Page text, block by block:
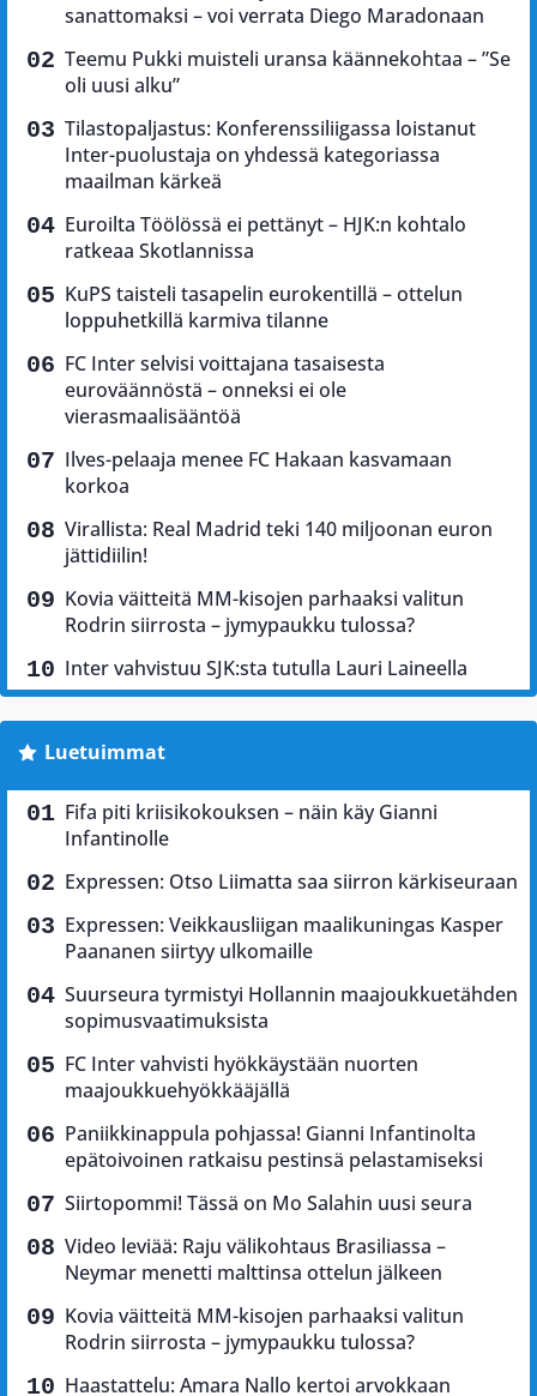
sanattomaksi – voi verrata Diego Maradonaan
Teemu Pukki muisteli uransa käännekohtaa – ”Se
oli uusi alku”
Tilastopaljastus: Konferenssiliigassa loistanut
Inter-puolustaja on yhdessä kategoriassa
maailman kärkeä
Euroilta Töölössä ei pettänyt – HJK:n kohtalo
ratkeaa Skotlannissa
KuPS taisteli tasapelin eurokentillä – ottelun
loppuhetkillä karmiva tilanne
FC Inter selvisi voittajana tasaisesta
euroväännöstä – onneksi ei ole
vierasmaalisääntöä
Ilves-pelaaja menee FC Hakaan kasvamaan
korkoa
Virallista: Real Madrid teki 140 miljoonan euron
jättidiilin!
Kovia väitteitä MM-kisojen parhaaksi valitun
Rodrin siirrosta – jymypaukku tulossa?
Inter vahvistuu SJK:sta tutulla Lauri Laineella
Luetuimmat
Fifa piti kriisikokouksen – näin käy Gianni
Infantinolle
Expressen: Otso Liimatta saa siirron kärkiseuraan
Expressen: Veikkausliigan maalikuningas Kasper
Paananen siirtyy ulkomaille
Suurseura tyrmistyi Hollannin maajoukkuetähden
sopimusvaatimuksista
FC Inter vahvisti hyökkäystään nuorten
maajoukkuehyökkääjällä
Paniikkinappula pohjassa! Gianni Infantinolta
epätoivoinen ratkaisu pestinsä pelastamiseksi
Siirtopommi! Tässä on Mo Salahin uusi seura
Video leviää: Raju välikohtaus Brasiliassa –
Neymar menetti malttinsa ottelun jälkeen
Kovia väitteitä MM-kisojen parhaaksi valitun
Rodrin siirrosta – jymypaukku tulossa?
Haastattelu: Amara Nallo kertoi arvokkaan